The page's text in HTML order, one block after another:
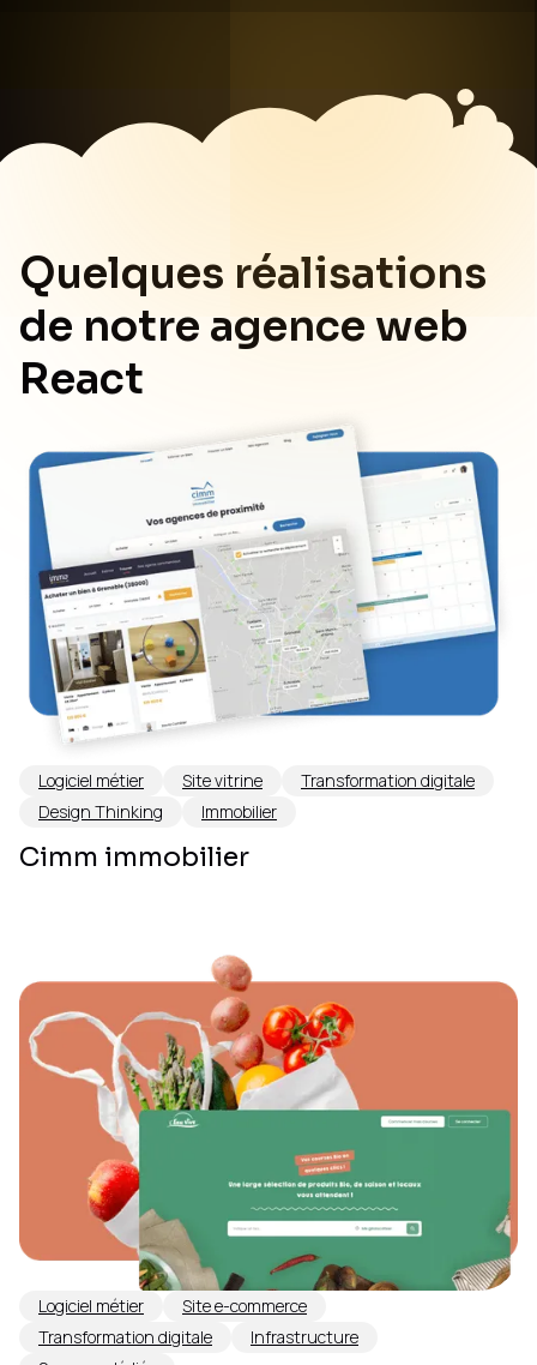
Quelques réalisations
de notre agence web
React
Logiciel métier Site vitrine
Transformation digitale
Design Thinking
Immobilier
Cimm immobilier
Logiciel métier
Site e-commerce
Transformation digitale
Infrastructure